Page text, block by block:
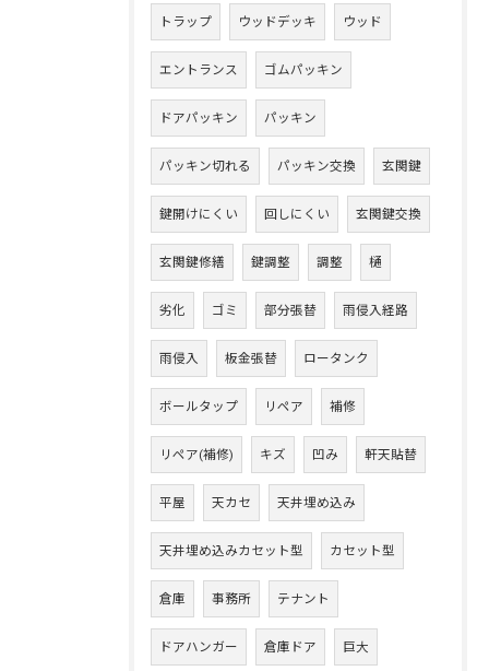
トラップ ウッドデッキ ウッド
エントランス ゴムパッキン
ドアパッキン パッキン
パッキン切れる パッキン交換 玄関鍵
鍵開けにくい 回しにくい 玄関鍵交換
玄関鍵修繕 鍵調整 調整 樋
劣化 ゴミ 部分張替 雨侵入経路
雨侵入 板金張替 ロータンク
ボールタップ リペア 補修
リペア(補修) キズ 凹み 軒天貼替
平屋 天カセ 天井埋め込み
天井埋め込みカセット型 カセット型
倉庫 事務所 テナント
ドアハンガー 倉庫ドア 巨大